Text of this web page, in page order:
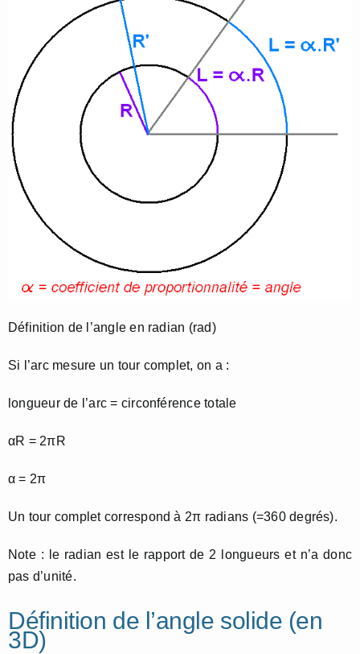
Définition de l’angle en radian (rad)
Si l’arc mesure un tour complet, on a :
longueur de l’arc = circonférence totale
αR = 2πR
α = 2π
Un tour complet correspond à 2π radians (=360 degrés).
Note : le radian est le rapport de 2 longueurs et n’a donc
pas d’unité.
Définition de l’angle solide (en
3D)